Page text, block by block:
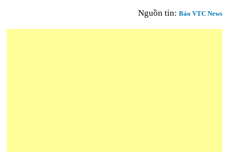
Nguồn tin: Báo VTC News